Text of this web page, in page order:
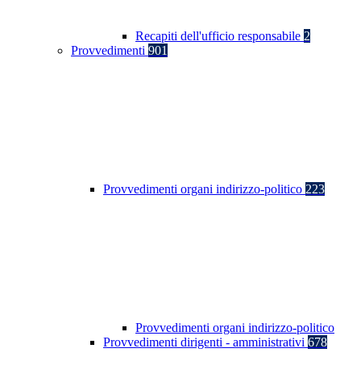
Recapiti dell'ufficio responsabile 2
Provvedimenti 901
Provvedimenti organi indirizzo-politico 223
Provvedimenti organi indirizzo-politico
Provvedimenti dirigenti - amministrativi 678